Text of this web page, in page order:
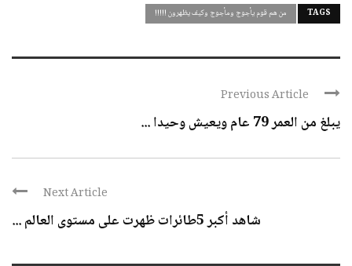
TAGS من هم قوم يأجوج ومأجوج وكيف يظهرون !!!!!
Previous Article
يبلغ من العمر 79 عام ويعيش وحيدا ...
Next Article
شاهد أكبر 5طائرات ظهرت على مستوى العالم ...